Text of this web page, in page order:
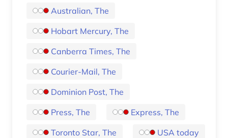
Australian, The
Hobart Mercury, The
Canberra Times, The
Courier-Mail, The
Dominion Post, The
Press, The
Express, The
Toronto Star, The
USA today